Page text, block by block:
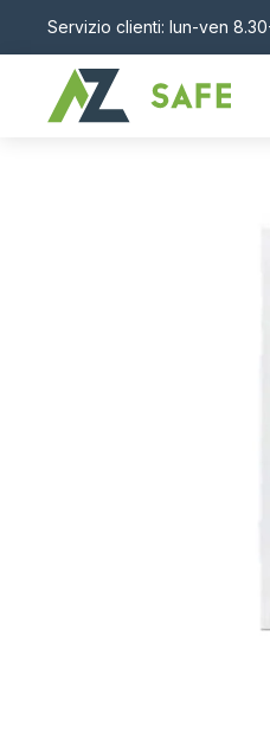
Servizio clienti: lun-ven